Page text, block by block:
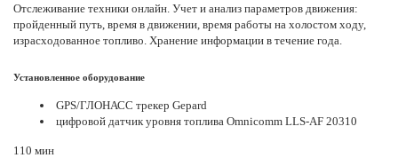
Отслеживание техники онлайн. Учет и анализ параметров движения:
пройденный путь, время в движении, время работы на холостом ходу,
израсходованное топливо. Хранение информации в течение года.
Установленное оборудование
GPS/ГЛОНАСС трекер Gepard
цифровой датчик уровня топлива Omnicomm LLS-AF 20310
110 мин